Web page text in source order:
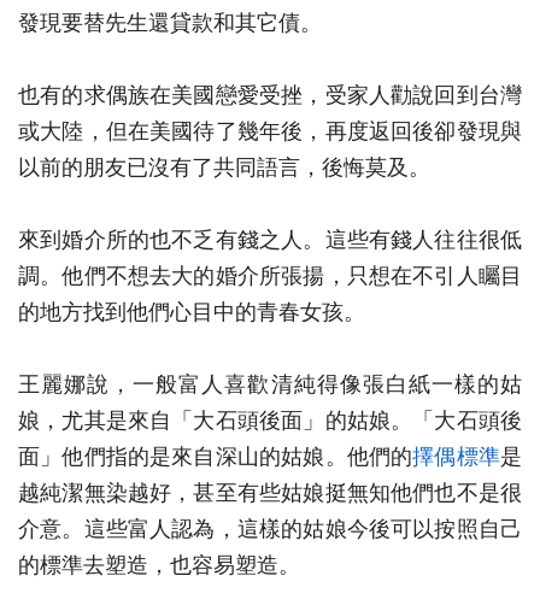
發現要替先生還貸款和其它債。
也有的求偶族在美國戀愛受挫，受家人勸說回到台灣
或大陸，但在美國待了幾年後，再度返回後卻發現與
以前的朋友已沒有了共同語言，後悔莫及。
來到婚介所的也不乏有錢之人。這些有錢人往往很低
調。他們不想去大的婚介所張揚，只想在不引人矚目
的地方找到他們心目中的青春女孩。
王麗娜說，一般富人喜歡清純得像張白紙一樣的姑
娘，尤其是來自「大石頭後面」的姑娘。「大石頭後
面」他們指的是來自深山的姑娘。他們的擇偶標準是
越純潔無染越好，甚至有些姑娘挺無知他們也不是很
介意。這些富人認為，這樣的姑娘今後可以按照自己
的標準去塑造，也容易塑造。